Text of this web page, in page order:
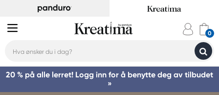
20 % på alle lerret! Logg inn for å benytte deg av tilbudet
»